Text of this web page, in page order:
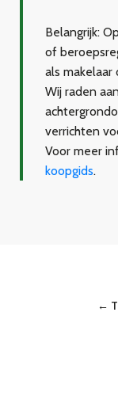
Belangrijk:
of
als
Wij raden
verrichten
Voor meer
koopgids.
←